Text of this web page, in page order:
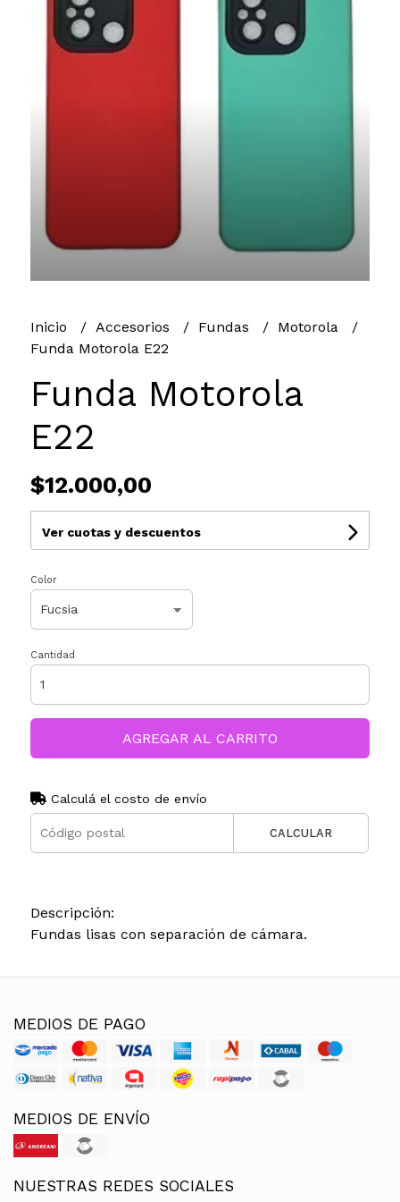
Inicio Accesorios Fundas
Motorola
Funda Motorola E22
Funda Motorola
E22
$12.000,00
Ver cuotas y descuentos
Color
Cantidad
AGREGAR AL CARRITO
Calculá el costo de envío
CALCULAR
Descripción:
Fundas lisas con separación de cámara.
MEDIOS DE PAGO
MEDIOS DE ENVÍO
NUESTRAS REDES SOCIALES